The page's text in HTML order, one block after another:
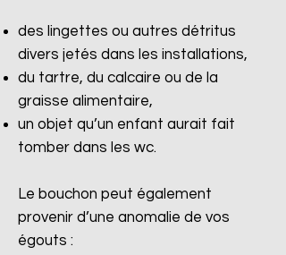
des lingettes ou autres détritus
divers jetés dans les installations,
du tartre, du calcaire ou de la
graisse alimentaire,
un objet qu’un enfant aurait fait
tomber dans les wc.
Le bouchon peut également
provenir d’une anomalie de vos
égouts :